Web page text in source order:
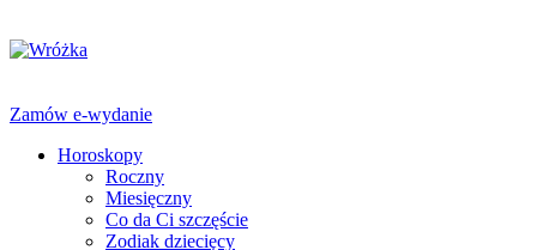
Zamów e-wydanie
Horoskopy
Roczny
Miesięczny
Co da Ci szczęście
Zodiak dziecięcy